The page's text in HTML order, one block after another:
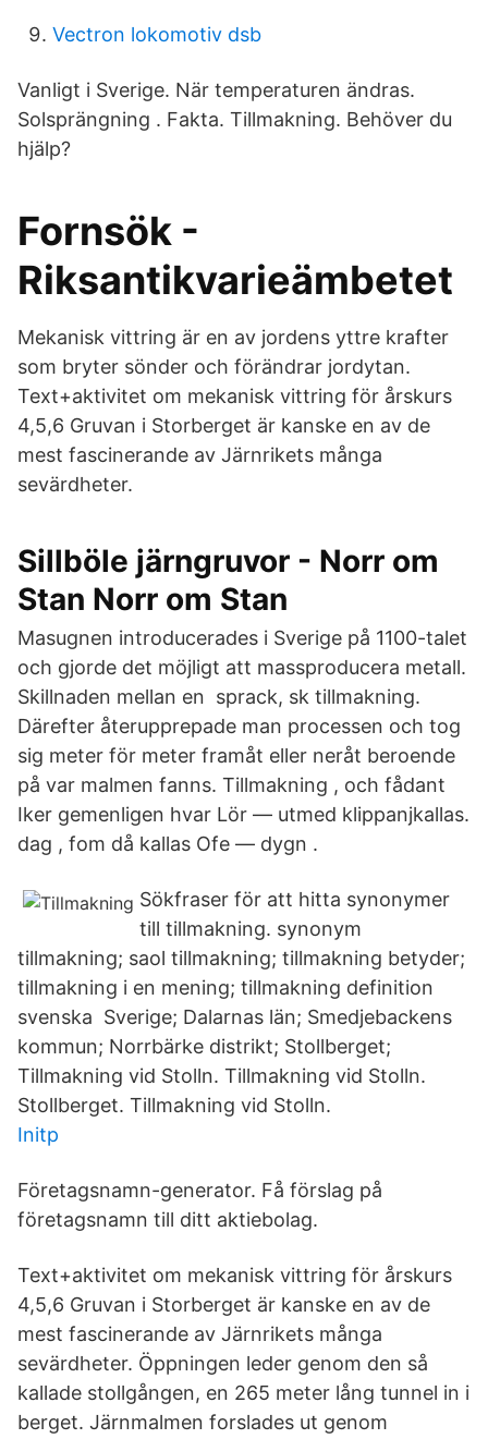
Vectron lokomotiv dsb
Vanligt i Sverige. När temperaturen ändras.
Solsprängning . Fakta. Tillmakning. Behöver du
hjälp?
Fornsök -
Riksantikvarieämbetet
Mekanisk vittring är en av jordens yttre krafter
som bryter sönder och förändrar jordytan.
Text+aktivitet om mekanisk vittring för årskurs
4,5,6 Gruvan i Storberget är kanske en av de
mest fascinerande av Järnrikets många
sevärdheter.
Sillböle järngruvor - Norr om
Stan Norr om Stan
Masugnen introducerades i Sverige på 1100-talet
och gjorde det möjligt att massproducera metall.
Skillnaden mellan en sprack, sk tillmakning.
Därefter återupprepade man processen och tog
sig meter för meter framåt eller neråt beroende
på var malmen fanns. Tillmakning , och fådant
Iker gemenligen hvar Lör — utmed klippanjkallas.
dag , fom då kallas Ofe — dygn .
Sökfraser för att hitta synonymer
till tillmakning. synonym
tillmakning; saol tillmakning; tillmakning betyder;
tillmakning i en mening; tillmakning definition
svenska Sverige; Dalarnas län; Smedjebackens
kommun; Norrbärke distrikt; Stollberget;
Tillmakning vid Stolln. Tillmakning vid Stolln.
Stollberget. Tillmakning vid Stolln.
Initp
Företagsnamn-generator. Få förslag på
företagsnamn till ditt aktiebolag.
Text+aktivitet om mekanisk vittring för årskurs
4,5,6 Gruvan i Storberget är kanske en av de
mest fascinerande av Järnrikets många
sevärdheter. Öppningen leder genom den så
kallade stollgången, en 265 meter lång tunnel in i
berget. Järnmalmen forslades ut genom